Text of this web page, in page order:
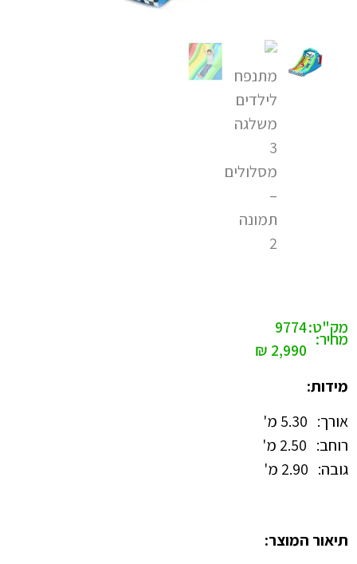
מק"ט:9774
מחיר:
₪ 2,990
מידות:
אורך: 5.30 מ'
רוחב: 2.50 מ'
גובה: 2.90 מ'
תיאור המוצר: